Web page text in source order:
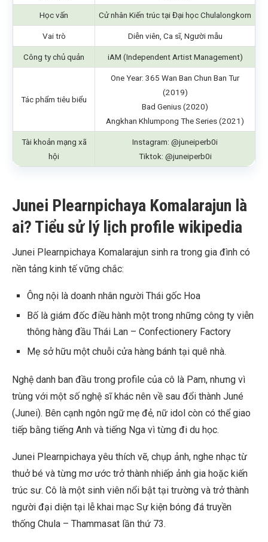
Học vấn Cử nhân Kiến trúc tại Đại học Chulalongkorn
Vai trò Diễn viên, Ca sĩ, Người mẫu
Công ty chủ quản iAM (Independent Artist Management)
Tác phẩm tiêu biểu
One Year: 365 Wan Ban Chun Ban Tur
(2019)
Bad Genius (2020)
Angkhan Khlumpong The Series (2021)
Tài khoản mạng xã
hội
Instagram: @juneiperb0i
Tiktok: @juneiperb0i
Junei Plearnpichaya Komalarajun là
ai? Tiểu sử lý lịch profile wikipedia
Junei Plearnpichaya Komalarajun sinh ra trong gia đình có
nền tảng kinh tế vững chắc:
Ông nội là doanh nhân người Thái gốc Hoa
Bố là giám đốc điều hành một trong những công ty viễn
thông hàng đầu Thái Lan – Confectionery Factory
Mẹ sở hữu một chuỗi cửa hàng bánh tại quê nhà.
Nghệ danh ban đầu trong profile của cô là Pam, nhưng vì
trùng với một số nghệ sĩ khác nên về sau đổi thành Juné
(Junei). Bên cạnh ngôn ngữ mẹ đẻ, nữ idol còn có thể giao
tiếp bằng tiếng Anh và tiếng Nga vì từng đi du học.
Junei Plearnpichaya yêu thích vẽ, chụp ảnh, nghe nhạc từ
thuở bé và từng mơ ước trở thành nhiếp ảnh gia hoặc kiến
trúc sư. Cô là một sinh viên nổi bật tại trường và trở thành
người đại diện tại lễ khai mạc Sự kiện bóng đá truyền
thống Chula – Thammasat lần thứ 73.